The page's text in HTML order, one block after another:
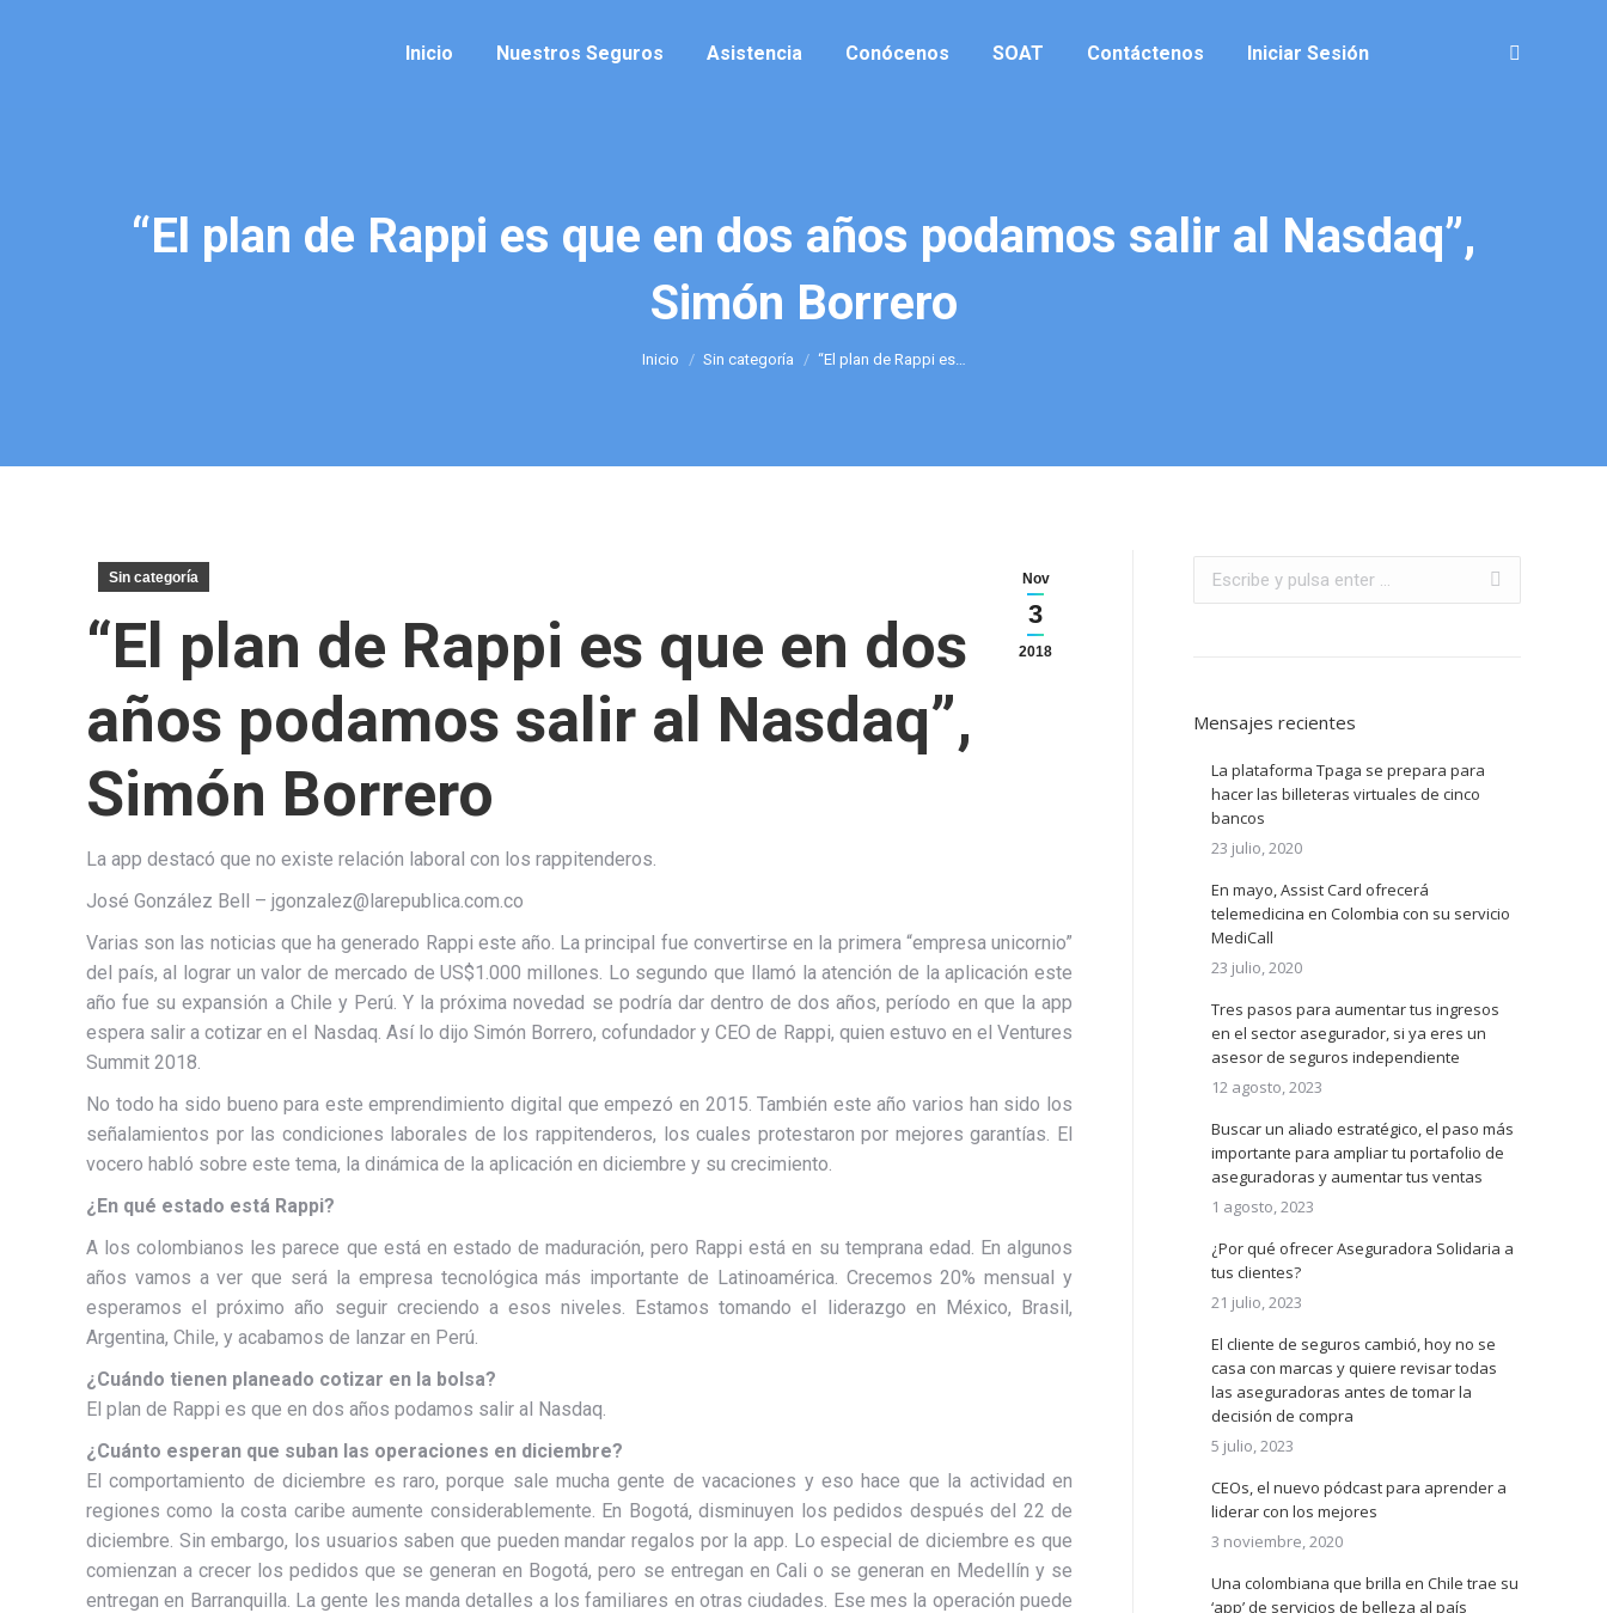
Inicio Nuestros Seguros Asistencia Conócenos SOAT Contáctenos Iniciar Sesión Buscar:
“El plan de Rappi es que en dos años podamos salir al Nasdaq”,
Simón Borrero
Estás aquí:
Inicio Sin categoría “El plan de Rappi es…
Nov
3
2018
Sin categoría
“El plan de Rappi es que en dos
años podamos salir al Nasdaq”,
Simón Borrero
La app destacó que no existe relación laboral con los rappitenderos.
José González Bell – jgonzalez@larepublica.com.co
Varias son las noticias que ha generado Rappi este año. La principal fue convertirse en la primera “empresa unicornio”
del país, al lograr un valor de mercado de US$1.000 millones. Lo segundo que llamó la atención de la aplicación este
año fue su expansión a Chile y Perú. Y la próxima novedad se podría dar dentro de dos años, período en que la app
espera salir a cotizar en el Nasdaq. Así lo dijo Simón Borrero, cofundador y CEO de Rappi, quien estuvo en el Ventures
Summit 2018.
No todo ha sido bueno para este emprendimiento digital que empezó en 2015. También este año varios han sido los
señalamientos por las condiciones laborales de los rappitenderos, los cuales protestaron por mejores garantías. El
vocero habló sobre este tema, la dinámica de la aplicación en diciembre y su crecimiento.
¿En qué estado está Rappi?
A los colombianos les parece que está en estado de maduración, pero Rappi está en su temprana edad. En algunos
años vamos a ver que será la empresa tecnológica más importante de Latinoamérica. Crecemos 20% mensual y
esperamos el próximo año seguir creciendo a esos niveles. Estamos tomando el liderazgo en México, Brasil,
Argentina, Chile, y acabamos de lanzar en Perú.
¿Cuándo tienen planeado cotizar en la bolsa?
El plan de Rappi es que en dos años podamos salir al Nasdaq.
¿Cuánto esperan que suban las operaciones en diciembre?
El comportamiento de diciembre es raro, porque sale mucha gente de vacaciones y eso hace que la actividad en
regiones como la costa caribe aumente considerablemente. En Bogotá, disminuyen los pedidos después del 22 de
diciembre. Sin embargo, los usuarios saben que pueden mandar regalos por la app. Lo especial de diciembre es que
comienzan a crecer los pedidos que se generan en Bogotá, pero se entregan en Cali o se generan en Medellín y se
entregan en Barranquilla. La gente les manda detalles a los familiares en otras ciudades. Ese mes la operación puede
Buscar:
Mensajes recientes
La plataforma Tpaga se prepara para
hacer las billeteras virtuales de cinco
bancos
23 julio, 2020
En mayo, Assist Card ofrecerá
telemedicina en Colombia con su servicio
MediCall
23 julio, 2020
Tres pasos para aumentar tus ingresos
en el sector asegurador, si ya eres un
asesor de seguros independiente
12 agosto, 2023
Buscar un aliado estratégico, el paso más
importante para ampliar tu portafolio de
aseguradoras y aumentar tus ventas
1 agosto, 2023
¿Por qué ofrecer Aseguradora Solidaria a
tus clientes?
21 julio, 2023
El cliente de seguros cambió, hoy no se
casa con marcas y quiere revisar todas
las aseguradoras antes de tomar la
decisión de compra
5 julio, 2023
CEOs, el nuevo pódcast para aprender a
liderar con los mejores
3 noviembre, 2020
Una colombiana que brilla en Chile trae su
‘app’ de servicios de belleza al país